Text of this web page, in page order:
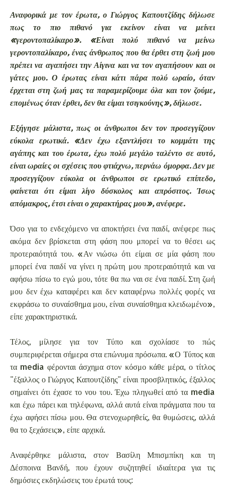
Αναφορικά με τον έρωτα, ο Γιώργος Καπουτζίδης δήλωσε
πως το πιο πιθανό για εκείνον είναι να μείνει
«γεροντοπαλίκαρο». «Είναι πολύ πιθανό να μείνω
γεροντοπαλίκαρο, ένας άνθρωπος που θα έρθει στη ζωή μου
πρέπει να αγαπήσει την Αίγινα και να τον αγαπήσουν και οι
γάτες μου. Ο έρωτας είναι κάτι πάρα πολύ ωραίο, όταν
έρχεται στη ζωή μας τα παραμερίζουμε όλα και τον ζούμε,
επομένως όταν έρθει, δεν θα είμαι τσιγκούνης», δήλωσε.
Εξήγησε μάλιστα, πως οι άνθρωποι δεν τον προσεγγίζουν
εύκολα ερωτικά. «Δεν έχω εξαντλήσει το κομμάτι της
αγάπης και του έρωτα, έχω πολύ μεγάλο ταλέντο σε αυτό,
είναι ωραίες οι σχέσεις που φτιάχνω, περνάω όμορφα. Δεν με
προσεγγίζουν εύκολα οι άνθρωποι σε ερωτικό επίπεδο,
φαίνεται ότι είμαι λίγο δύσκολος και απρόσιτος. Ίσως
απόμακρος, έτσι είναι ο χαρακτήρας μου», ανέφερε.
Όσο για το ενδεχόμενο να αποκτήσει ένα παιδί, ανέφερε πως
ακόμα δεν βρίσκεται στη φάση που μπορεί να το θέσει ως
προτεραιότητά του. «Αν νιώσω ότι είμαι σε μία φάση που
μπορεί ένα παιδί να γίνει η πρώτη μου προτεραιότητά και να
αφήσω πίσω το εγώ μου, τότε θα πω ναι σε ένα παιδί. Στη ζωή
μου δεν έχω καταφέρει και δεν καταφέρνω πολλές φορές να
εκφράσω το συναίσθημα μου, είναι συναίσθημα κλειδωμένο»,
είπε χαρακτηριστικά.
Τέλος, μίλησε για τον Τύπο και σχολίασε το πώς
συμπεριφέρεται σήμερα στα επώνυμα πρόσωπα. «Ο Τύπος και
τα media φέρονται άσχημα στον κόσμο κάθε μέρα, ο τίτλος
"έξαλλος ο Γιώργος Καπουτζίδης" είναι προσβλητικός, έξαλλος
σημαίνει ότι έχασε το νου του. Έχω πληγωθεί από τα media
και έχω πάρει και τηλέφωνα, αλλά αυτά είναι πράγματα που τα
έχω αφήσει πίσω μου. Θα στενοχωρηθείς, θα θυμώσεις, αλλά
θα το ξεχάσεις», είπε αρχικά.
Αναφέρθηκε μάλιστα, στον Βασίλη Μπισμπίκη και τη
Δέσποινα Βανδή, που έχουν συζητηθεί ιδιαίτερα για τις
δημόσιες εκδηλώσεις του έρωτά τους: